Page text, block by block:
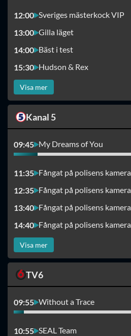
12:00 Sveriges mästerkock VIP
13:00 Gilla läget
14:00 Bäst i test
15:30 Hudson & Rex
Visa mer
Kanal 5
09:45 My Dreams of You
11:35 Fångat på polisens kamera
12:35 Fångat på polisens kamera
13:40 Fångat på polisens kamera
14:40 Fångat på polisens kamera
Visa mer
TV6
09:55 Without a Trace
10:55 SEAL Team